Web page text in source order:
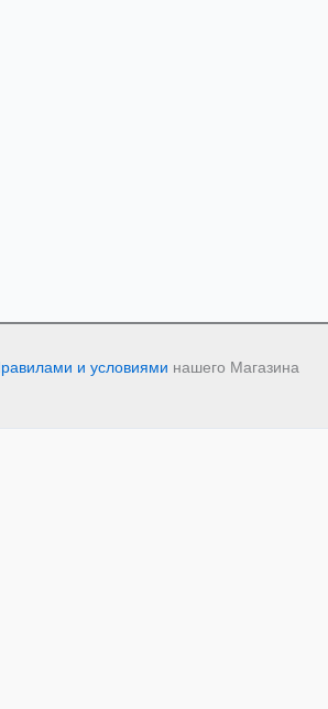
и условиями нашего Магазина